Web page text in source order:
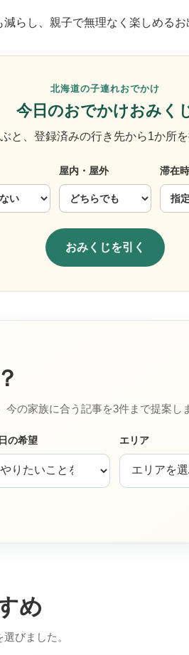
減らし、親子で無理なく楽しめるお
北海道の子連れおでかけ
今日のおでかけおみく
と、登録済みの行き先から1か所を
屋内・屋外 滞在
おみくじを引く
の家族に合う記事を3件まで提案し
の希望 エリア
め
びました。